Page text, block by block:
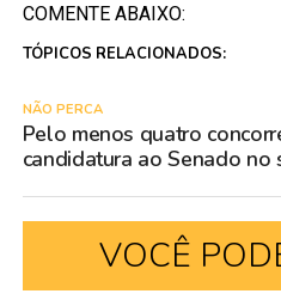
COMENTE ABAIXO:
TÓPICOS RELACIONADOS:
NÃO PERCA
Pelo menos quatro
candidatura ao Senado no
VOCÊ